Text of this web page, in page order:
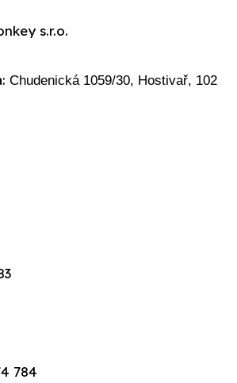
s.r.o.
Chudenická 1059/30, Hostivař, 102
784